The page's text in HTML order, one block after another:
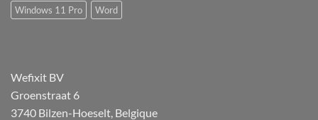
Windows 11 Pro
Word
Wefixit BV
Groenstraat 6
3740 Bilzen-Hoeselt, Belgique